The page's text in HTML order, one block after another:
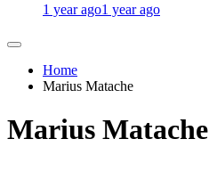
1 year ago1 year ago
Home
Marius Matache
Marius Matache